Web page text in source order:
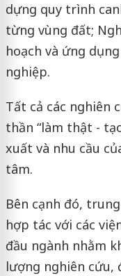
dựng quy trình
từng vùng đất;
hoạch và ứng
nghiệp.
Tất cả các nghiên
thần “làm thật -
xuất và nhu cầu
tâm.
Bên cạnh đó,
hợp tác với các
đầu ngành nhằm
lượng nghiên cứu,